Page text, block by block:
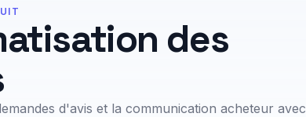
des
d'avis et la communication acheteur avec